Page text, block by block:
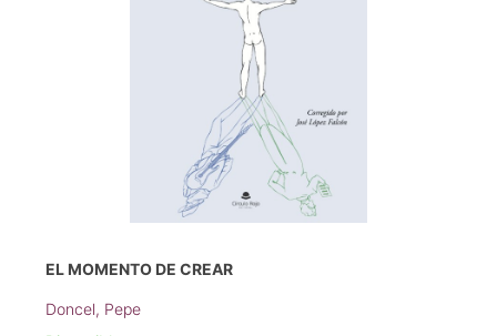
EL MOMENTO DE CREAR
Doncel, Pepe